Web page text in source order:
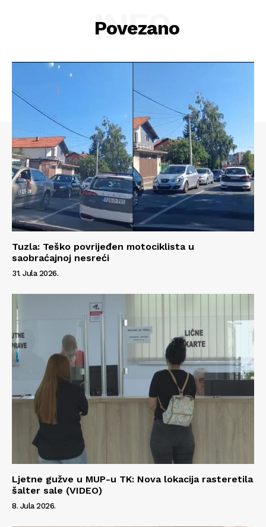
Info
O nama
Kontakt
Impressum
Povezano
INFO
Tuzla: Teško povrijeđen motociklista u
saobraćajnoj nesreći
31. Jula 2026.
Ljetne gužve u MUP-u TK: Nova lokacija rasteretila
šalter sale (VIDEO)
8. Jula 2026.